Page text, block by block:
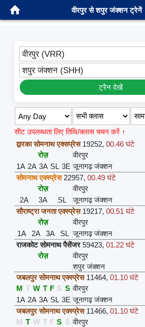
वीरपुर से शपुर जंक्शन ट्रेनें
वीरपुर (VRR)
शपुर जंक्शन (SHH)
ट्रैन देखें
सीट उपलब्धता लिए तिथि/क्लास चयन करें ↑
द्वारका सोमनाथ एक्सप्रेस 19252,00.46 घंटे
रोज़
वीरपुर
1A 2A 3A SL 3E जूनागढ़ जंक्शन
सोमनाथ एक्स्प्रेस 22957,00.49 घंटे
रोज़
वीरपुर
2A
3A SL जूनागढ़ जंक्शन
सौराष्ट्रा जनता एक्स्प्रेस 19217,00.51 घंटे
रोज़
वीरपुर
1A
2A 3A SL जूनागढ़ जंक्शन
राजकोट सोमनाथ पैसेंजर 59423,01.22 घंटे
रोज़
वीरपुर
शपुर जंक्शन
जबलपुर सोमनाथ एक्स्प्रेस 11464,01.10 घंटे
M T W T F S S वीरपुर
1A 2A 3A SL 3E जूनागढ़ जंक्शन
जबलपुर सोमनाथ एक्स्प्रेस 11466,01.10 घंटे
M T W T F S S वीरपुर